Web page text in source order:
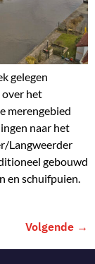
gelegen
het
merengebied
naar het
Langweerder
gebouwd
en schuifpuien.
Volgende →